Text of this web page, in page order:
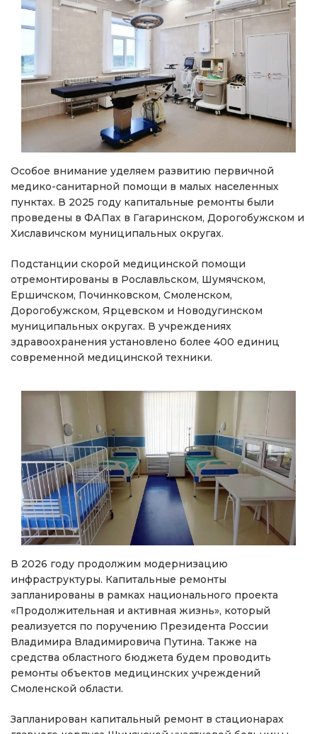
Особое внимание уделяем развитию первичной
медико-санитарной помощи в малых населенных
пунктах. В 2025 году капитальные ремонты были
проведены в ФАПах в Гагаринском, Дорогобужском и
Хиславичском муниципальных округах.
Подстанции скорой медицинской помощи
отремонтированы в Рославльском, Шумячском,
Ершичском, Починковском, Смоленском,
Дорогобужском, Ярцевском и Новодугинском
муниципальных округах. В учреждениях
здравоохранения установлено более 400 единиц
современной медицинской техники.
В 2026 году продолжим модернизацию
инфраструктуры. Капитальные ремонты
запланированы в рамках национального проекта
«Продолжительная и активная жизнь», который
реализуется по поручению Президента России
Владимира Владимировича Путина. Также на
средства областного бюджета будем проводить
ремонты объектов медицинских учреждений
Смоленской области.
Запланирован капитальный ремонт в стационарах